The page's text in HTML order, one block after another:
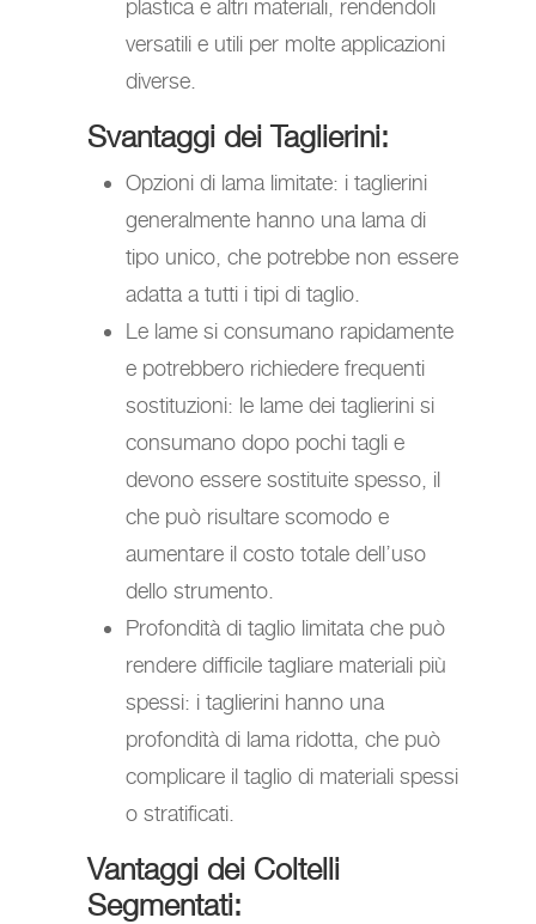
plastica e altri materiali, rendendoli
versatili e utili per molte applicazioni
diverse.
Svantaggi dei Taglierini:
Opzioni di lama limitate: i taglierini
generalmente hanno una lama di
tipo unico, che potrebbe non essere
adatta a tutti i tipi di taglio.
Le lame si consumano rapidamente
e potrebbero richiedere frequenti
sostituzioni: le lame dei taglierini si
consumano dopo pochi tagli e
devono essere sostituite spesso, il
che può risultare scomodo e
aumentare il costo totale dell’uso
dello strumento.
Profondità di taglio limitata che può
rendere difficile tagliare materiali più
spessi: i taglierini hanno una
profondità di lama ridotta, che può
complicare il taglio di materiali spessi
o stratificati.
Vantaggi dei Coltelli
Segmentati: